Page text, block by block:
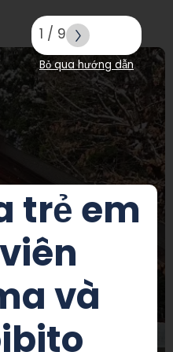
trẻ em
và
1 / 9
Bỏ qua hướng dẫn